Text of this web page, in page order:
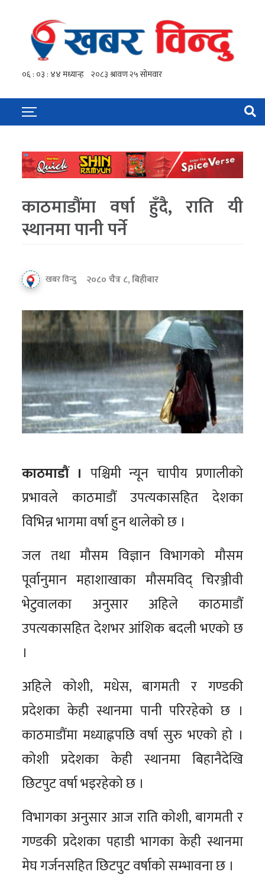
काठमाडौंमा वर्षा हुँदै, राति यी
स्थानमा पानी पर्ने
खबर विन्दु २०८० चैत्र ८, बिहीबार
काठमाडौं । पश्चिमी न्यून चापीय प्रणालीको
प्रभावले काठमाडौं उपत्यकासहित देशका
विभिन्न भागमा वर्षा हुन थालेको छ ।
जल तथा मौसम विज्ञान विभागको मौसम
पूर्वानुमान महाशाखाका मौसमविद् चिरञ्जीवी
भेटुवालका अनुसार अहिले काठमाडौं
उपत्यकासहित देशभर आंशिक बदली भएको छ
।
अहिले कोशी, मधेस, बागमती र गण्डकी
प्रदेशका केही स्थानमा पानी परिरहेको छ ।
काठमाडौंमा मध्याह्नपछि वर्षा सुरु भएको हो ।
कोशी प्रदेशका केही स्थानमा बिहानैदेखि
छिटपुट वर्षा भइरहेको छ ।
विभागका अनुसार आज राति कोशी, बागमती र
गण्डकी प्रदेशका पहाडी भागका केही स्थानमा
मेघ गर्जनसहित छिटपुट वर्षाको सम्भावना छ ।